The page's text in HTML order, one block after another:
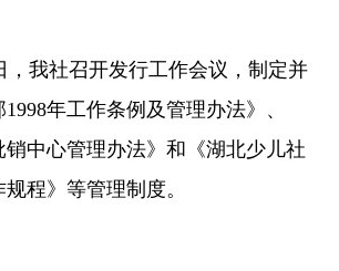
，我社召开发行工作会议，制定并
年工作条例及管理办法》、
销中心管理办法》和《湖北少儿社
程》等管理制度。